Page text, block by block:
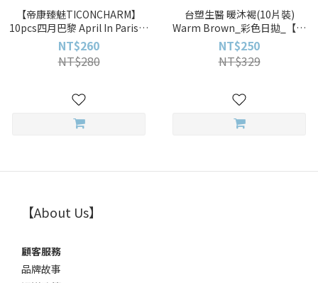
【帝康臻魅TICONCHARM】
10pcs四月巴黎 April In Paris彩
色日拋
NT$260
NT$280
台塑生醫 暖沐褐(10片裝)
Warm Brown_彩色日拋_【台
塑生醫_BIOVISION_冰河】
10pcs
NT$250
NT$329
【About Us】
顧客服務
品牌故事